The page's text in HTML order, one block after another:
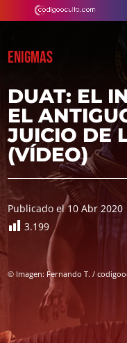
ENIGMAS
DUAT: EL
EL
JUICIO DE
(VÍDEO)
Publicado el 10 Abr 2020
3.199
© Imagen: Fernando T. /